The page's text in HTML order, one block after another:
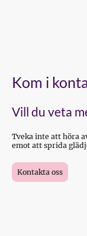
Kom i
Vill du veta
Tveka inte att höra
emot att sprida
Kontakta oss